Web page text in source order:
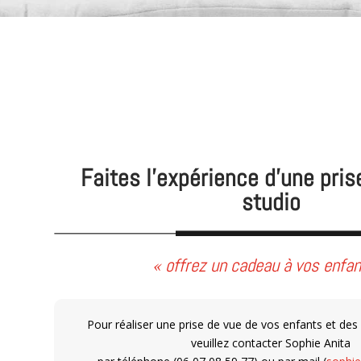
Faites l’expérience d’une
studio
« offrez un cadeau à vos
Pour réaliser une prise de vue de vos enfants et
veuillez contacter Sophie Anita